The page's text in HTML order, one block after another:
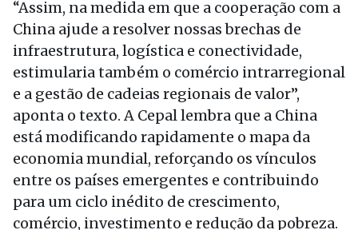
“Assim, na medida em que a cooperação com a
China ajude a resolver nossas brechas de
infraestrutura, logística e conectividade,
estimularia também o comércio intrarregional
e a gestão de cadeias regionais de valor”,
aponta o texto. A Cepal lembra que a China
está modificando rapidamente o mapa da
economia mundial, reforçando os vínculos
entre os países emergentes e contribuindo
para um ciclo inédito de crescimento,
comércio, investimento e redução da pobreza.